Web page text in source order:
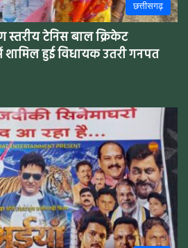
छत्तीसगढ़
स्तरीय टेनिस बाल क्रिकेट
शामिल हुई विधायक उतरी गनपत